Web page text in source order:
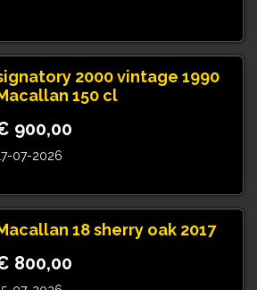
2000 vintage 1990
150 cl
900,00
07-2026
18 sherry oak 2017
800,00